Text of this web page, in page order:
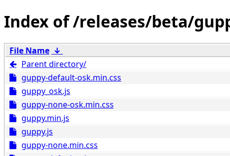
/releases/beta/
File Name ↓
Parent directory/
guppy-default-osk.min.css
guppy_osk.js
guppy-none-osk.min.css
guppy.min.js
guppy.js
guppy-none.min.css